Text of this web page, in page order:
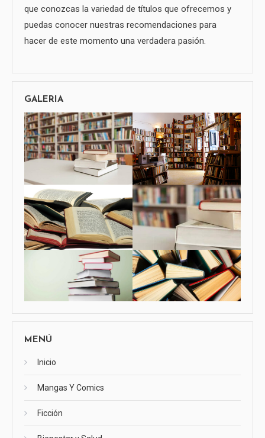
que conozcas la variedad de títulos que ofrecemos y
puedas conocer nuestras recomendaciones para
hacer de este momento una verdadera pasión.
GALERIA
MENÚ
Inicio
Mangas Y Comics
Ficción